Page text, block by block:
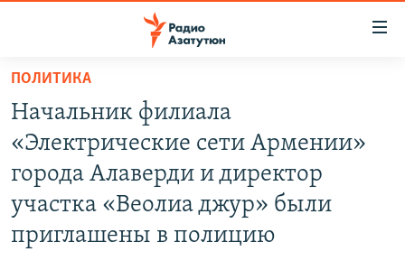
Перейти
основному
содержанию
основной
навигации
Перейти
ПОЛИТИКА
ЭКОНОМИКА
ПОЛИТИКА
Начальник филиала
«Электрические сети Армении»
города Алаверди и директор
участка «Веолиа джур» были
приглашены в полицию